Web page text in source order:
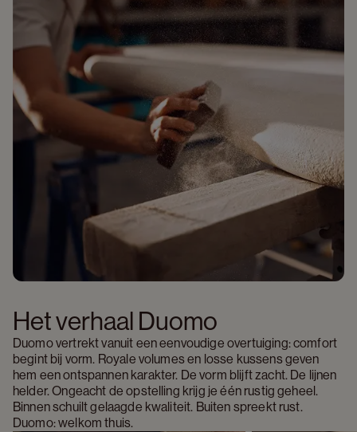
Het verhaal Duomo
Duomo vertrekt vanuit een eenvoudige overtuiging: comfort
begint bij vorm. Royale volumes en losse kussens geven
hem een ontspannen karakter. De vorm blijft zacht. De lijnen
helder. Ongeacht de opstelling krijg je één rustig geheel.
Binnen schuilt gelaagde kwaliteit. Buiten spreekt rust.
Duomo: welkom thuis.